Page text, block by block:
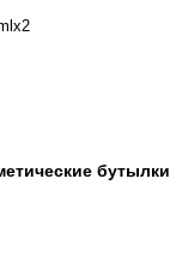
бутылки